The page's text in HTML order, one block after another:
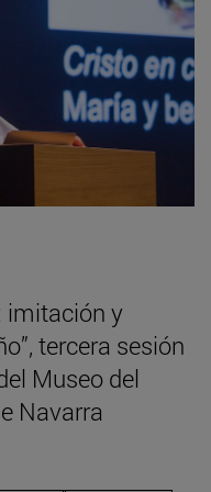
imitación y
tercera sesión
Museo del
Navarra